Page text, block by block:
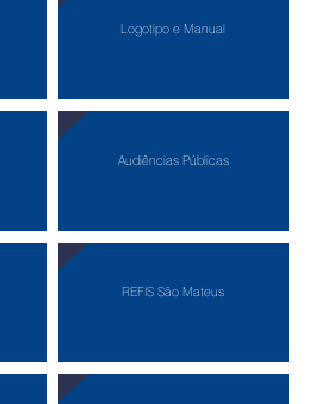
Logotipo e Manual
Audiências Públicas
REFIS São Mateus